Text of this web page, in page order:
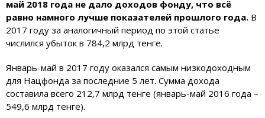
май 2018 года не дало доходов фонду, что всё
равно намного лучше показателей прошлого года. В
2017 году за аналогичный период по этой статье
числился убыток в 784,2 млрд тенге.
Январь-май в 2017 году оказался самым низкодоходным
для Нацфонда за последние 5 лет. Сумма дохода
составила всего 212,7 млрд тенге (январь-май 2016 года –
549,6 млрд тенге).